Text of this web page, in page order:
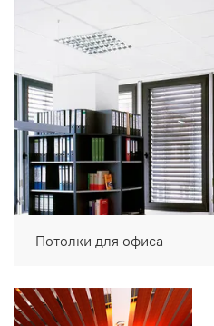
Потолки для офиса